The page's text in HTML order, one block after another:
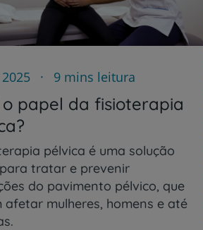
nos
9 mins leitura
o papel da fisioterapia
pélvica é uma solução
tratar e prevenir
do pavimento pélvico, que
afetar mulheres, homens e até